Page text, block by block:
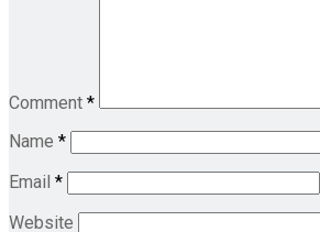
Comment *
Name *
Email *
Website